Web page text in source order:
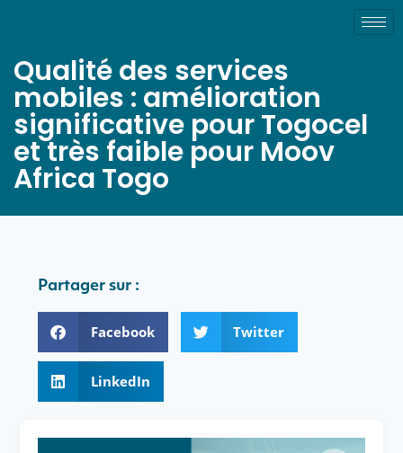
Qualité des services
mobiles : amélioration
significative pour Togocel
et très faible pour Moov
Africa Togo
Partager sur :
Facebook Twitter
LinkedIn